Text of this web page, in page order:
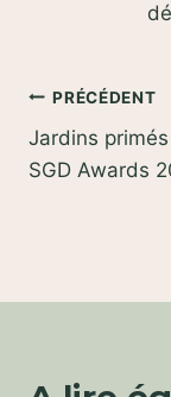
de
PRÉCÉDENT
Jardins
SGD Awards